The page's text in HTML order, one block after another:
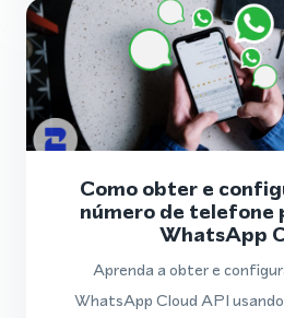
Como obter e
número de telefone
WhatsApp
Aprenda a obter e
WhatsApp Cloud API